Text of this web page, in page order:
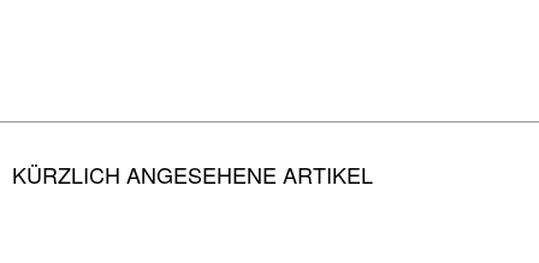
KÜRZLICH ANGESEHENE ARTIKEL